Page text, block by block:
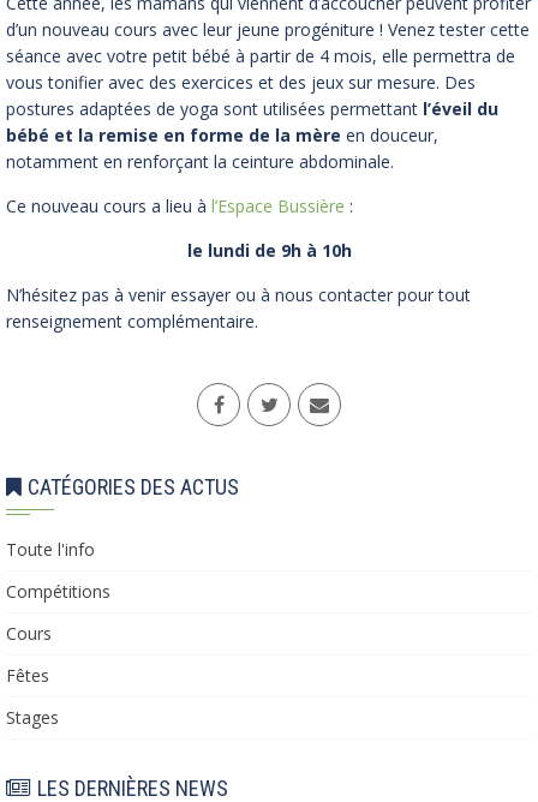
d’un nouveau cours avec leur jeune progéniture ! Venez tester cette
séance avec votre petit bébé à partir de 4 mois, elle permettra de
vous tonifier avec des exercices et des jeux sur mesure. Des
postures adaptées de yoga sont utilisées permettant l’éveil du
bébé et la remise en forme de la mère en douceur,
notamment en renforçant la ceinture abdominale.
Ce nouveau cours a lieu à l’Espace Bussière :
le lundi de 9h à 10h
N’hésitez pas à venir essayer ou à nous contacter pour tout
renseignement complémentaire.
CATÉGORIES DES ACTUS
Toute l'info
Compétitions
Cours
Fêtes
Stages
LES DERNIÈRES NEWS